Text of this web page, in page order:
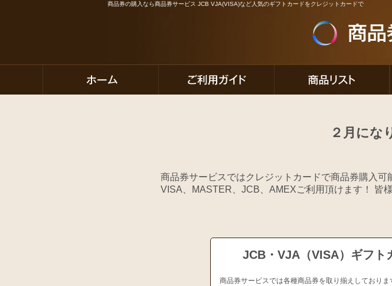
商品券の購入なら商品券サービス JCB VJA(VISA)など人気のギフトカードをクレジットカードで
２月にな
商品券サービスではクレジットカードで商品券購入
VISA、MASTER、JCB、AMEXご利用頂けます！ 皆
JCB・VJA（VISA）ギフト
商品券サービスでは各種商品券を取り揃えしており